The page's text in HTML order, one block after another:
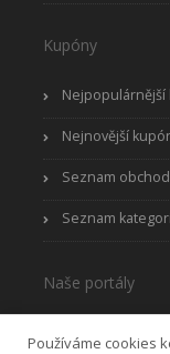
Kupóny
Nejpopulárnější
Nejnovější
Seznam
Seznam
Naše portály
Používáme cookies